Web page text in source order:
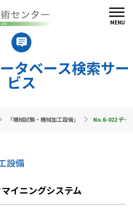
MENU
タベース検索サー
ビス
「機械試験・機械加工設備」 No.6-022 デー
設備
イニングシステム